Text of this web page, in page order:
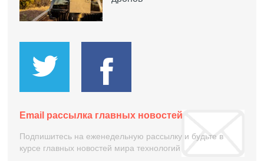
Email рассылка главных новостей
Подпишитесь на еженедельную рассылку и будьте в
курсе главных новостей мира технологий